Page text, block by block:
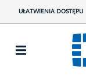
UŁATWIENIA DOSTĘPU